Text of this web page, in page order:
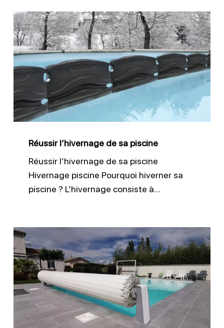
Réussir
l’hivernage
de
sa
piscine
Réussir l’hivernage de sa piscine
Réussir l’hivernage de sa piscine
Hivernage piscine Pourquoi hiverner sa
piscine ? L’hivernage consiste à…
Protéger
sa
piscine
avec
une
bonne